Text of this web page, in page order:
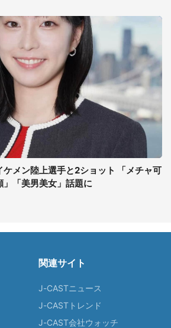
メン陸上選手と2ショット 「メチャ可
「美男美女」話題に
関連サイト
J-CASTニュース
J-CASTトレンド
J-CAST会社ウォッチ